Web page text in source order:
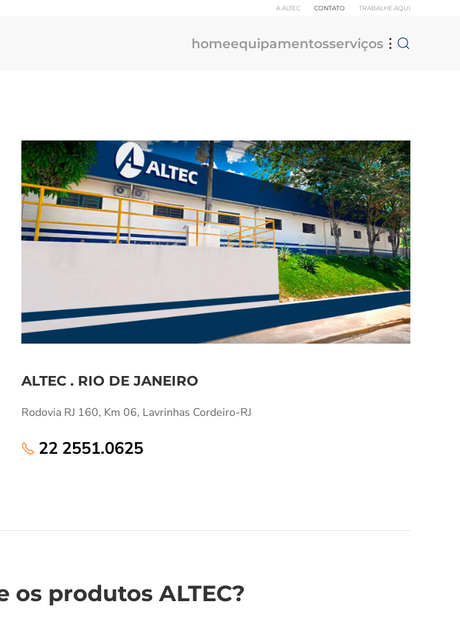
A ALTEC CONTATO TRABALHE AQUI
homeequipamentosserviços ⋮
ALTEC . RIO DE JANEIRO
Rodovia RJ 160, Km 06, Lavrinhas Cordeiro-RJ
22 2551.0625
os produtos ALTEC?